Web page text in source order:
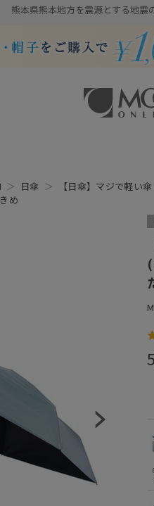
熊本県熊本地方を震源とする地震
SHOP（ムーン
＞ 日傘 ＞
【日傘】マジで軽い
め